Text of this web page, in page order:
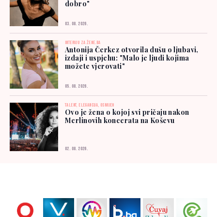
dobro"
03. 08. 2026.
INTERVJU ZA ŽENE.BA
Antonija Čerkez otvorila dušu o ljubavi,
izdaji i uspjehu: "Malo je ljudi kojima
možete vjerovati"
05. 08. 2026.
TALENT, ELEGANCIJA, OSMIJEH
Ovo je žena o kojoj svi pričaju nakon
Merlinovih koncerata na Koševu
02. 08. 2026.